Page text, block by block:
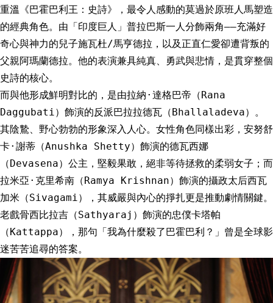
重溫《巴霍巴利王：史詩》，最令人感動的莫過於原班人馬塑造
的經典角色。由「印度巨人」普拉巴斯一人分飾兩角——充滿好
奇心與神力的兒子施瓦杜/馬亨德拉，以及正直仁愛卻遭背叛的
父親阿瑪蘭德拉。他的表演兼具純真、勇武與悲情，是貫穿整個
史詩的核心。
而與他形成鮮明對比的，是由拉納·達格巴帝（Rana
Daggubati）飾演的反派巴拉拉德瓦（Bhallaladeva）。
其陰鷙、野心勃勃的形象深入人心。女性角色同樣出彩，安努舒
卡·謝蒂（Anushka Shetty）飾演的德瓦西娜
（Devasena）公主，堅毅果敢，絕非等待拯救的柔弱女子；而
拉米亞·克里希南（Ramya Krishnan）飾演的攝政太后西瓦
加米（Sivagami），其威嚴與內心的掙扎更是推動劇情關鍵。
老戲骨西比拉吉（Sathyaraj）飾演的忠僕卡塔帕
（Kattappa），那句「我為什麼殺了巴霍巴利？」曾是全球影
迷苦苦追尋的答案。